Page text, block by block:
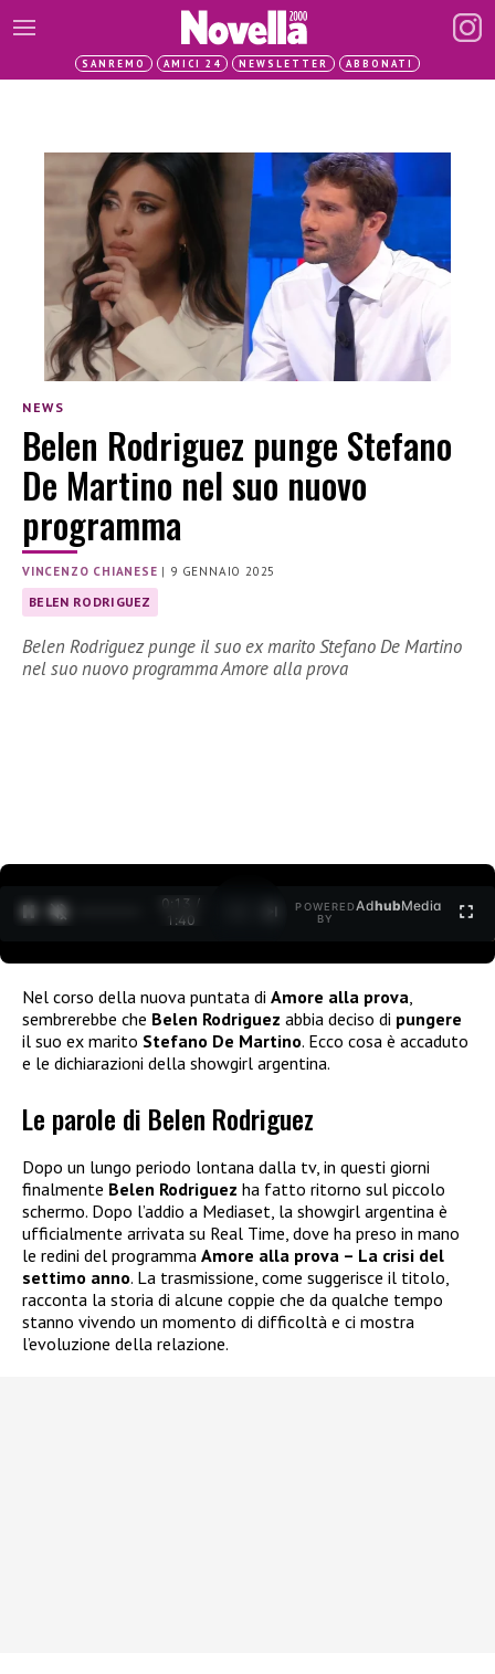
SANREMO AMICI 24 NEWSLETTER ABBONATI
NEWS
Belen Rodriguez punge Stefano
De Martino nel suo nuovo
programma
VINCENZO CHIANESE | 9 GENNAIO 2025
BELEN RODRIGUEZ
Belen Rodriguez punge il suo ex marito Stefano De Martino
nel suo nuovo programma Amore alla prova
0:14 /
1:40
POWERED
BY
AdhubMedia
Nel corso della nuova puntata di Amore alla prova
sembrerebbe che Belen Rodriguez abbia deciso di pungere
il suo ex marito Stefano De Martino. Ecco cosa è accaduto
e le dichiarazioni della showgirl argentina.
Le parole di Belen Rodriguez
Dopo un lungo periodo lontana dalla tv, in questi giorni
finalmente Belen Rodriguez ha fatto ritorno sul piccolo
schermo. Dopo l’addio a Mediaset, la showgirl argentina è
ufficialmente arrivata su Real Time, dove ha preso in mano
le redini del programma Amore alla prova – La crisi del
settimo anno. La trasmissione, come suggerisce il titolo,
racconta la storia di alcune coppie che da qualche tempo
stanno vivendo un momento di difficoltà e ci mostra
l’evoluzione della relazione.